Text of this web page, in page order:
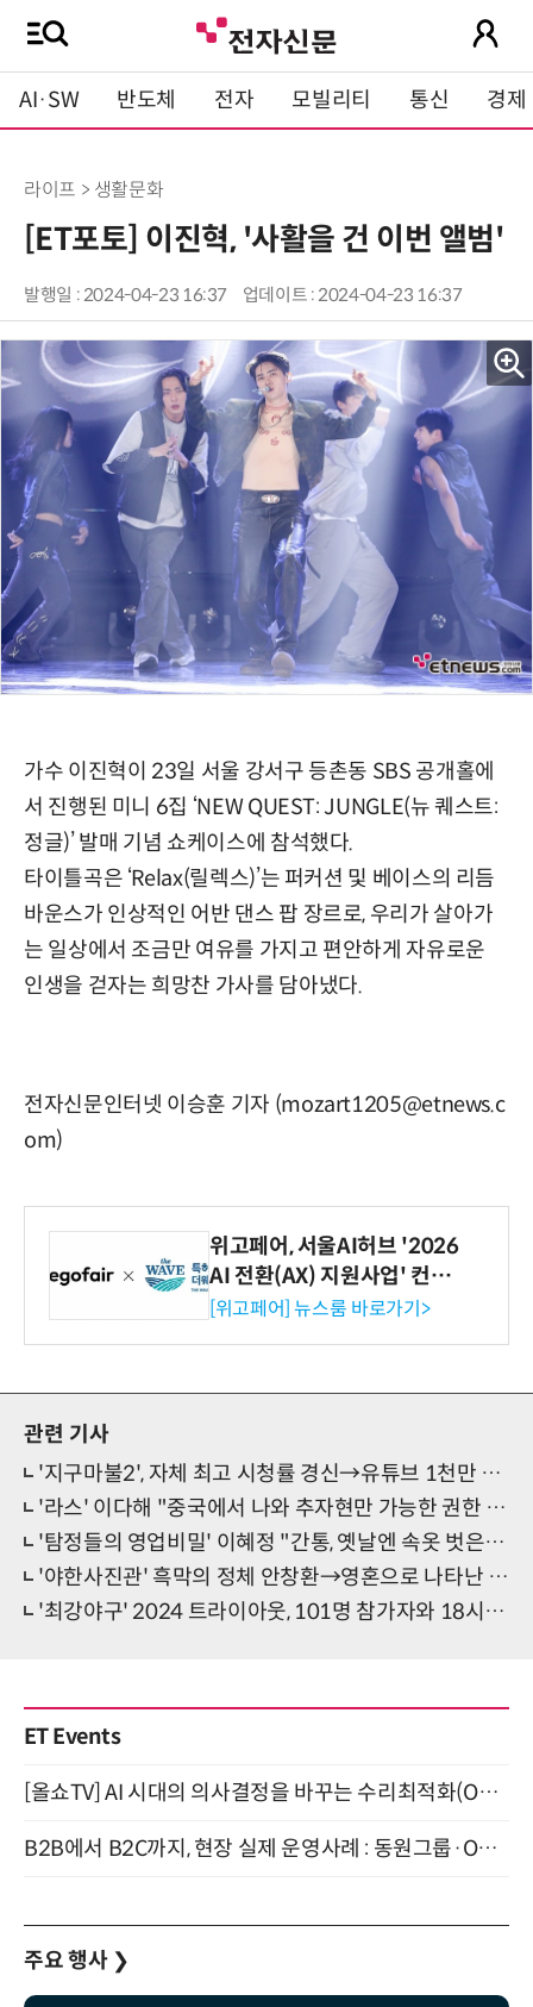
AI·SW 반도체 전자 모빌리티 통신 경제
라이프 > 생활문화
[ET포토] 이진혁, '사활을 건 이번 앨범'
발행일 : 2024-04-23 16:37 업데이트 : 2024-04-23 16:37
가수 이진혁이 23일 서울 강서구 등촌동 SBS 공개홀에
서 진행된 미니 6집 ‘NEW QUEST: JUNGLE(뉴 퀘스트:
정글)’ 발매 기념 쇼케이스에 참석했다.
타이틀곡은 ‘Relax(릴렉스)’는 퍼커션 및 베이스의 리듬
바운스가 인상적인 어반 댄스 팝 장르로, 우리가 살아가
는 일상에서 조금만 여유를 가지고 편안하게 자유로운
인생을 걷자는 희망찬 가사를 담아냈다.
전자신문인터넷 이승훈 기자 (mozart1205@etnews.c
om)
위고페어, 서울AI허브 '2026
AI 전환(AX) 지원사업' 컨소
시엄 선정
[위고페어] 뉴스룸 바로가기>
관련 기사
'지구마불2', 자체 최고 시청률 경신→유튜브 1천만 뷰 돌파까지
'라스' 이다해 "중국에서 나와 추자현만 가능한 권한 있어"
'탐정들의 영업비밀' 이혜정 "간통, 옛날엔 속옷 벗은 거 봤냐고…"
'야한사진관' 흑막의 정체 안창환→영혼으로 나타난 주원 '충격 전개'
'최강야구' 2024 트라이아웃, 101명 참가자와 18시간 대장정
ET Events
[올쇼TV] AI 시대의 의사결정을 바꾸는 수리최적화(Optimization) 소개 (8/20 생방송)
B2B에서 B2C까지, 현장 실제 운영사례 : 동원그룹·OCI·다이닝브랜즈그룹·당근 (8/27)
주요 행사 ❯